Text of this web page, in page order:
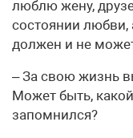
люблю жену,
состоянии любви,
должен и не
– За свою жизнь
Может быть,
запомнился?